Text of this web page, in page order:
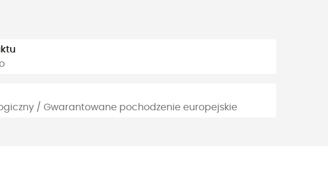
/ Gwarantowane pochodzenie europejskie